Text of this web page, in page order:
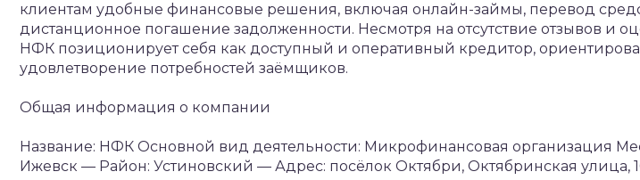
клиентам удобные финансовые решения, включая онлайн-займы, перевод
дистанционное погашение задолженности. Несмотря на отсутствие отзывов и
НФК позиционирует себя как доступный и оперативный кредитор,
удовлетворение потребностей заёмщиков.
Общая информация о компании
Название: НФК Основной вид деятельности: Микрофинансовая организация
Ижевск — Район: Устиновский — Адрес: посёлок Октябри, Октябринская улица,